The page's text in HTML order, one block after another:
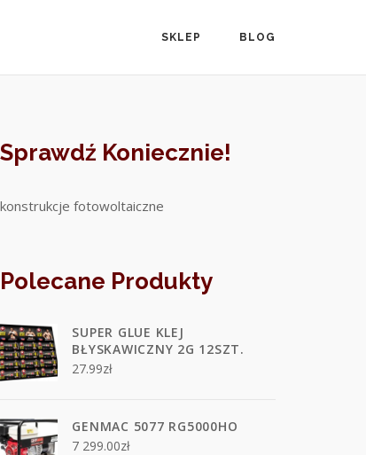
SKLEP BLOG
Sprawdź Koniecznie!
konstrukcje fotowoltaiczne
Polecane Produkty
SUPER GLUE KLEJ
BŁYSKAWICZNY 2G 12SZT.
27.99zł
GENMAC 5077 RG5000HO
7 299.00zł